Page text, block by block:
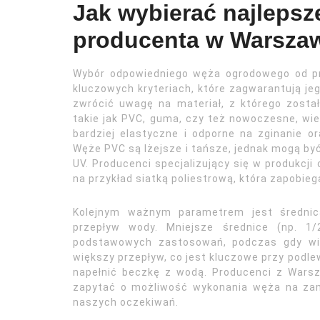
Jak wybierać
producenta w
Wybór odpowiedniego węża ogrodowego od
kluczowych kryteriach, które zagwarantują
zwrócić uwagę na materiał, z którego
takie jak PVC, guma, czy też nowoczesne,
bardziej elastyczne i odporne na zginanie
Węże PVC są lżejsze i tańsze, jednak mogą
UV. Producenci specjalizujący się w
na przykład siatką poliestrową, która
Kolejnym ważnym parametrem jest
przepływ wody. Mniejsze średnice (np.
podstawowych zastosowań, podczas gdy
większy przepływ, co jest kluczowe przy
napełnić beczkę z wodą. Producenci z
zapytać o możliwość wykonania węża na
naszych oczekiwań.